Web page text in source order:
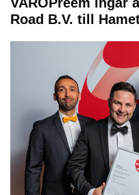
Road B.V. till